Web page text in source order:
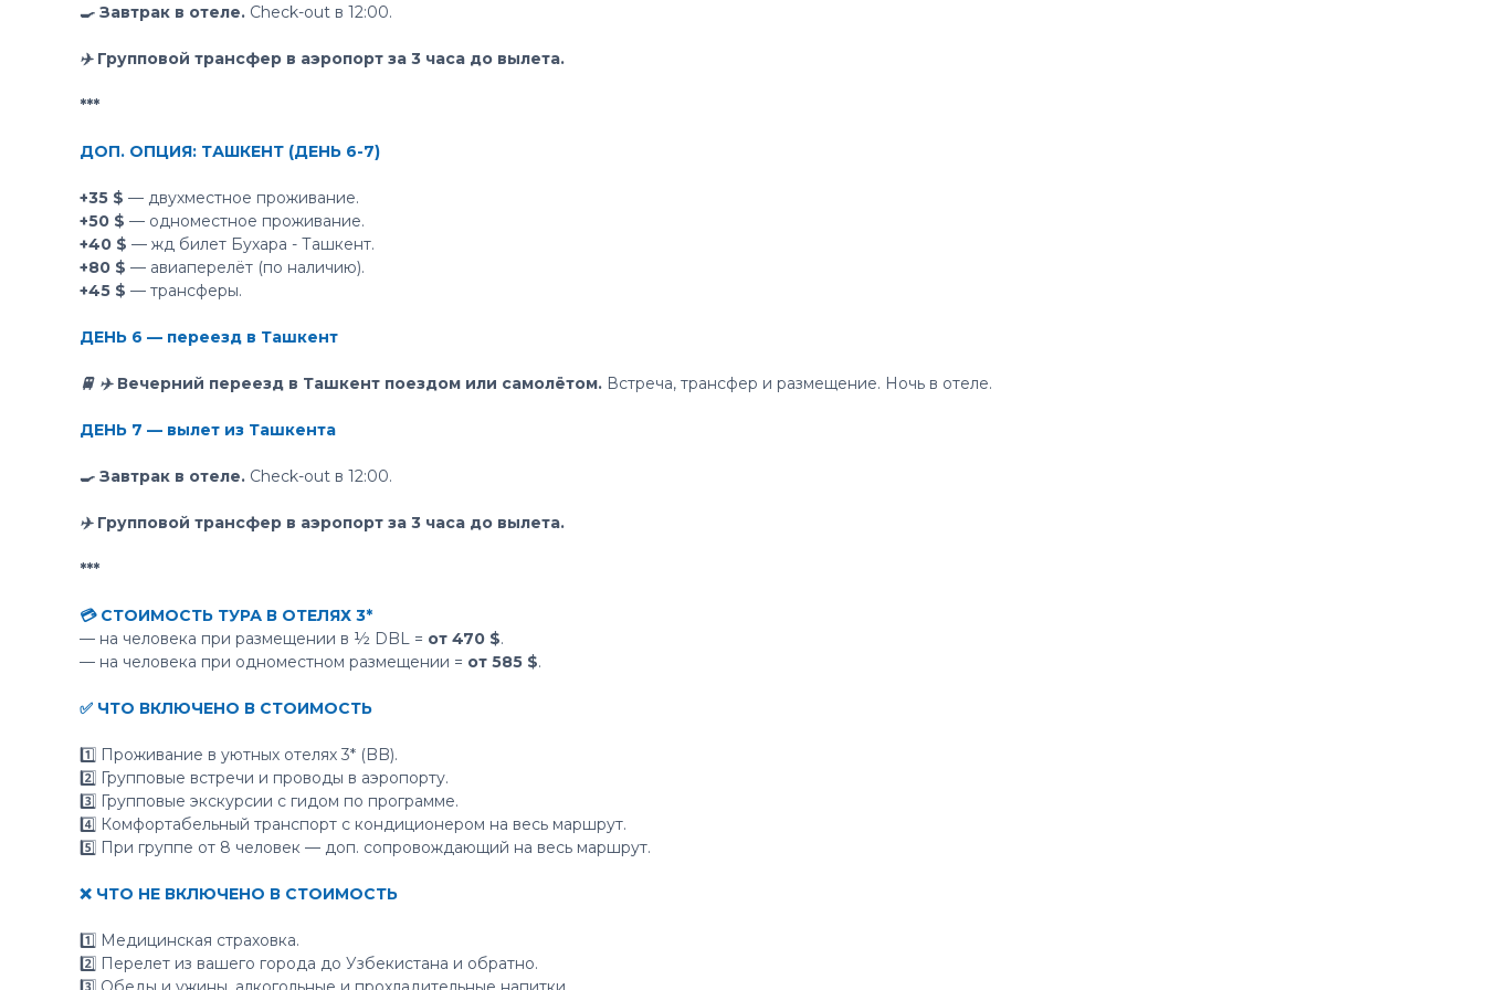
🍳 Завтрак в отеле. Check-out в 12:00.
✈️ Групповой трансфер в аэропорт за 3 часа до вылета.
***
ДОП. ОПЦИЯ: ТАШКЕНТ (ДЕНЬ 6-7)
+35 $ — двухместное проживание.
+50 $ — одноместное проживание.
+40 $ — жд билет Бухара - Ташкент.
+80 $ — авиаперелёт (по наличию).
+45 $ — трансферы.
ДЕНЬ 6 — переезд в Ташкент
🚆 ✈️ Вечерний переезд в Ташкент поездом или самолётом. Встреча, трансфер и размещение. Ночь в отеле.
ДЕНЬ 7 — вылет из Ташкента
🍳 Завтрак в отеле. Check-out в 12:00.
✈️ Групповой трансфер в аэропорт за 3 часа до вылета.
***
💳 СТОИМОСТЬ ТУРА В ОТЕЛЯХ 3*
— на человека при размещении в ½ DBL = от 470 $.
— на человека при одноместном размещении = от 585 $.
✅ ЧТО ВКЛЮЧЕНО В СТОИМОСТЬ
1️⃣ Проживание в уютных отелях 3* (BB).
2️⃣ Групповые встречи и проводы в аэропорту.
3️⃣ Групповые экскурсии с гидом по программе.
4️⃣ Комфортабельный транспорт с кондиционером на весь маршрут.
5️⃣ При группе от 8 человек — доп. сопровождающий на весь маршрут.
❌ ЧТО НЕ ВКЛЮЧЕНО В СТОИМОСТЬ
1️⃣ Медицинская страховка.
2️⃣ Перелет из вашего города до Узбекистана и обратно.